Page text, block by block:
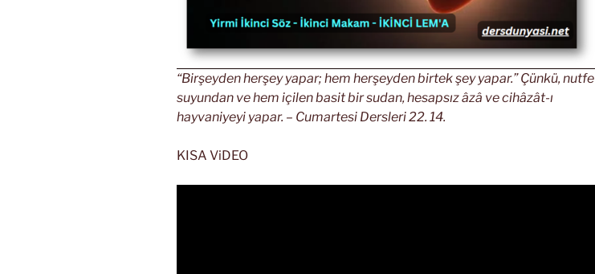
“Birşeyden herşey yapar; hem herşeyden birtek şey yapar.” Çünkü, nutfe
suyundan ve hem içilen basit bir sudan, hesapsız âzâ ve cihâzât-ı
hayvaniyeyi yapar. – Cumartesi Dersleri 22. 14.
KISA ViDEO